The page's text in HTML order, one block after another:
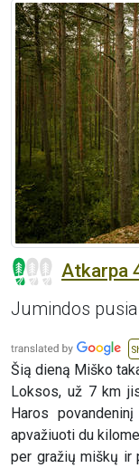
Atkarpa
Jumindos
Šią dieną Miško
Loksos, už 7 km
Haros
apvažiuoti du
per gražių miškų ir